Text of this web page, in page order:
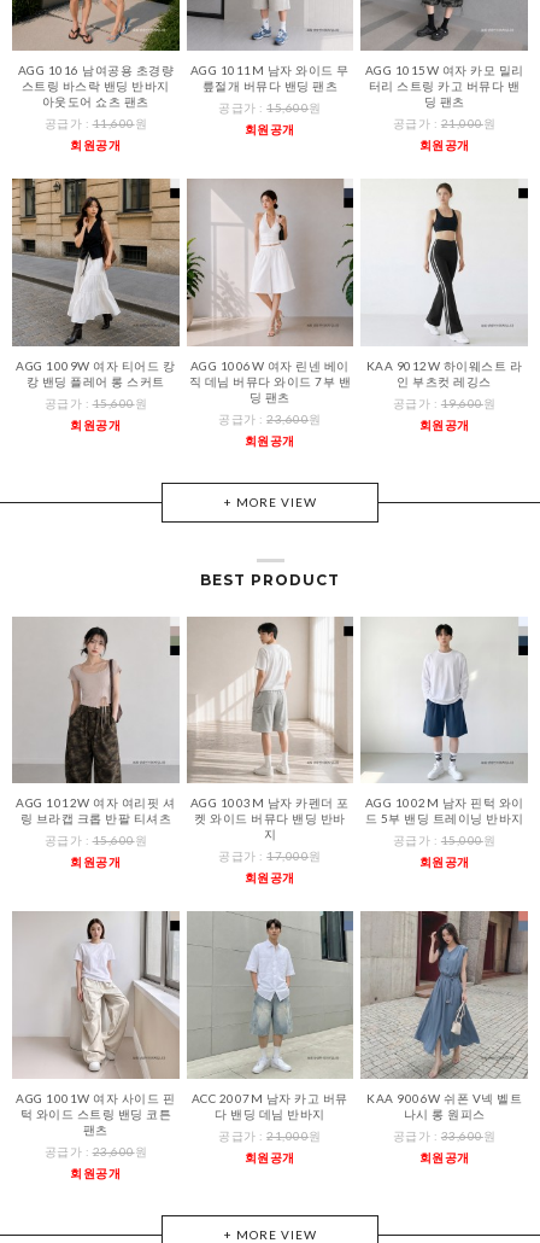
AGG 1016 남여공용 초경량
스트링 바스락 밴딩 반바지
아웃도어 쇼츠 팬츠
공급가 :11,600원
회원공개
AGG 1011M 남자 와이드 무
릎절개 버뮤다 밴딩 팬츠
공급가 :15,600원
회원공개
AGG 1015W 여자 카모 밀리
터리 스트링 카고 버뮤다 밴
딩 팬츠
공급가 : 21,000원
회원공개
AGG 1009W 여자 티어드 캉
캉 밴딩 플레어 롱 스커트
공급가 :15,600원
회원공개
AGG 1006W 여자 린넨 베이
직 데님 버뮤다 와이드 7부 밴
딩 팬츠
공급가 :23,600원
회원공개
KAA 9012W 하이웨스트 라
인 부츠컷 레깅스
공급가 : 19,600원
회원공개
+ MORE VIEW
BEST PRODUCT
AGG 1012W 여자 여리핏 셔
링 브라캡 크롭 반팔 티셔츠
공급가 :15,600원
회원공개
AGG 1003M 남자 카펜더 포
켓 와이드 버뮤다 밴딩 반바
지
공급가 :17,000원
회원공개
AGG 1002M 남자 핀턱 와이
드 5부 밴딩 트레이닝 반바지
공급가 : 15,000원
회원공개
AGG 1001W 여자 사이드 핀
턱 와이드 스트링 밴딩 코튼
팬츠
공급가 :23,600원
회원공개
ACC 2007M 남자 카고 버뮤
다 밴딩 데님 반바지
공급가 :21,000원
회원공개
KAA 9006W 쉬폰 V넥 벨트
나시 롱 원피스
공급가 : 33,600원
회원공개
+ MORE VIEW